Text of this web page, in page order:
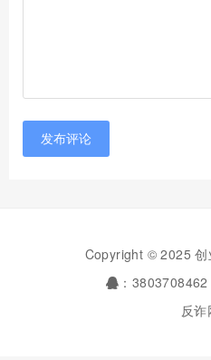
发布评论
Copyright © 2025 创
：3803708462
反诈